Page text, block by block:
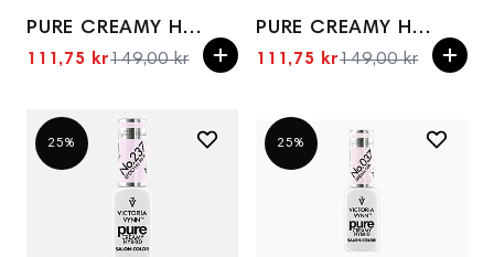
PURE CREAMY HYBRID 048 Red Obsessed 8ml
Spesialpris
111,75 kr149,00 kr
PURE CREAMY HYBRID 226 Violet Mandala 8ml
Spesialpris
111,75 kr149,00 kr
25% 25%